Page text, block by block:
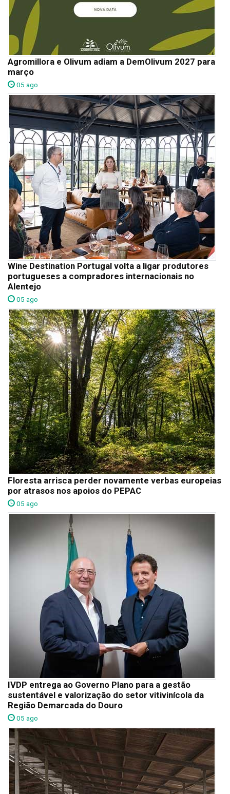
Agromillora e Olivum adiam a DemOlivum 2027 para
março
05 ago
Wine Destination Portugal volta a ligar produtores
portugueses a compradores internacionais no
Alentejo
05 ago
Floresta arrisca perder novamente verbas europeias
por atrasos nos apoios do PEPAC
05 ago
IVDP entrega ao Governo Plano para a gestão
sustentável e valorização do setor vitivinícola da
Região Demarcada do Douro
05 ago